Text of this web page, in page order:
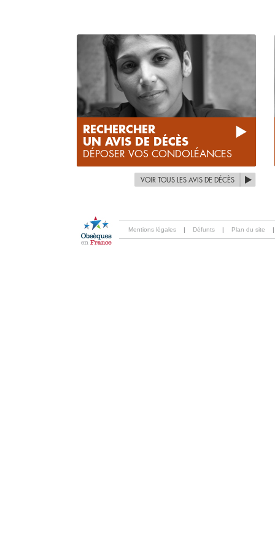
RECHERCHER
UN AVIS DE DÉCÈS
DÉPOSER VOS CONDOLÉANCES
VOIR TOUS LES AVIS DE DÉCÈS
Mentions légales | Défunts | Plan du site |